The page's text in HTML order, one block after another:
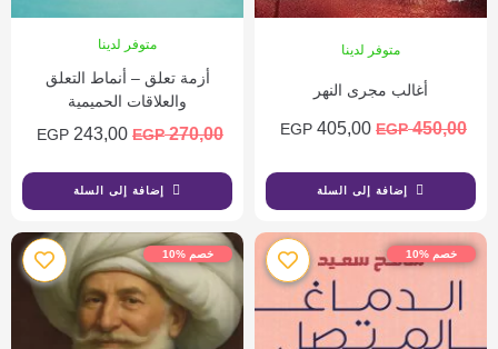
متوفر لدينا
أغالب مجرى النهر
450,00
EGP
405,00
EGP
إضافة إلى السلة
متوفر لدينا
أزمة تعلق – أنماط التعلق
والعلاقات الحميمية
270,00
EGP
243,00
EGP
إضافة إلى السلة
خصم %10 خصم %10